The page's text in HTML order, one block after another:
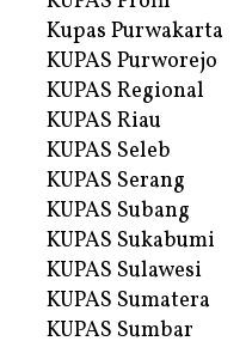
Kupas Purwakarta
KUPAS Purworejo
KUPAS Regional
KUPAS Riau
KUPAS Seleb
KUPAS Serang
KUPAS Subang
KUPAS Sukabumi
KUPAS Sulawesi
KUPAS Sumatera
KUPAS Sumbar